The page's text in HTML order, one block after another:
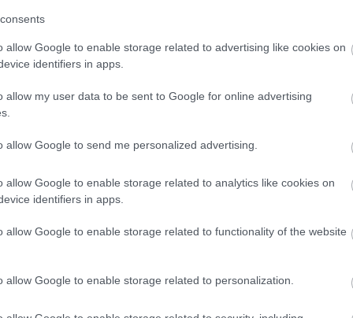
allow Google to enable storage related to advertising like cookies on
identifiers in apps.
allow my user data to be sent to Google for online advertising
allow Google to send me personalized advertising.
allow Google to enable storage related to analytics like cookies on
identifiers in apps.
allow Google to enable storage related to functionality of the website
allow Google to enable storage related to personalization.
levélnyomat, karkötő és maszk készítés).
feltétele mindössze
programjabizonyosan mosolyt varázsol a